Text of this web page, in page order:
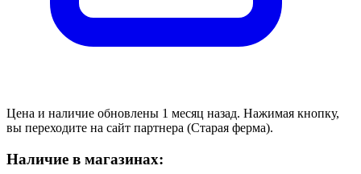
Цена и наличие обновлены 1 месяц назад. Нажимая кнопку,
вы переходите на сайт партнера (Старая ферма).
Наличие в магазинах: